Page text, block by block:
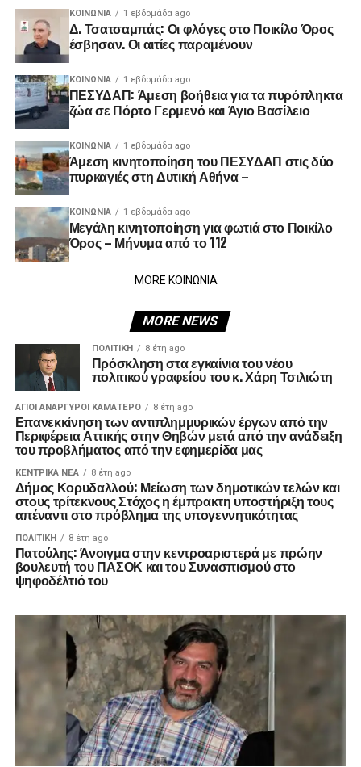
ΚΟΙΝΩΝΊΑ 1 εβδομάδα ago
Δ. Τσατσαμπάς: Οι φλόγες στο Ποικίλο Όρος
έσβησαν. Οι αιτίες παραμένουν
ΚΟΙΝΩΝΊΑ 1 εβδομάδα ago
ΠΕΣΥΔΑΠ: Άμεση βοήθεια για τα πυρόπληκτα
ζώα σε Πόρτο Γερμενό και Άγιο Βασίλειο
ΚΟΙΝΩΝΊΑ 1 εβδομάδα ago
Άμεση κινητοποίηση του ΠΕΣΥΔΑΠ στις δύο
πυρκαγιές στη Δυτική Αθήνα –
ΚΟΙΝΩΝΊΑ 1 εβδομάδα ago
Μεγάλη κινητοποίηση για φωτιά στο Ποικίλο
Όρος – Μήνυμα από το 112
MORE ΚΟΙΝΩΝΙΑ
MORE NEWS
ΠΟΛΙΤΙΚΉ 8 έτη ago
Πρόσκληση στα εγκαίνια του νέου
πολιτικού γραφείου του κ. Χάρη Τσιλιώτη
ΑΓΙΟΙ ΑΝΑΡΓΥΡΟΙ ΚΑΜΑΤΕΡΟ 8 έτη ago
Επανεκκίνηση των αντιπλημμυρικών έργων από την
Περιφέρεια Αττικής στην Θηβών μετά από την ανάδειξη
του προβλήματος από την εφημερίδα μας
ΚΕΝΤΡΙΚΑ ΝΕΑ 8 έτη ago
Δήμος Κορυδαλλού: Μείωση των δημοτικών τελών και
στους τρίτεκνους Στόχος η έμπρακτη υποστήριξη τους
απέναντι στο πρόβλημα της υπογεννητικότητας
ΠΟΛΙΤΙΚΉ 8 έτη ago
Πατούλης: Άνοιγμα στην κεντροαριστερά με πρώην
βουλευτή του ΠΑΣΟΚ και του Συνασπισμού στο
ψηφοδέλτιό του